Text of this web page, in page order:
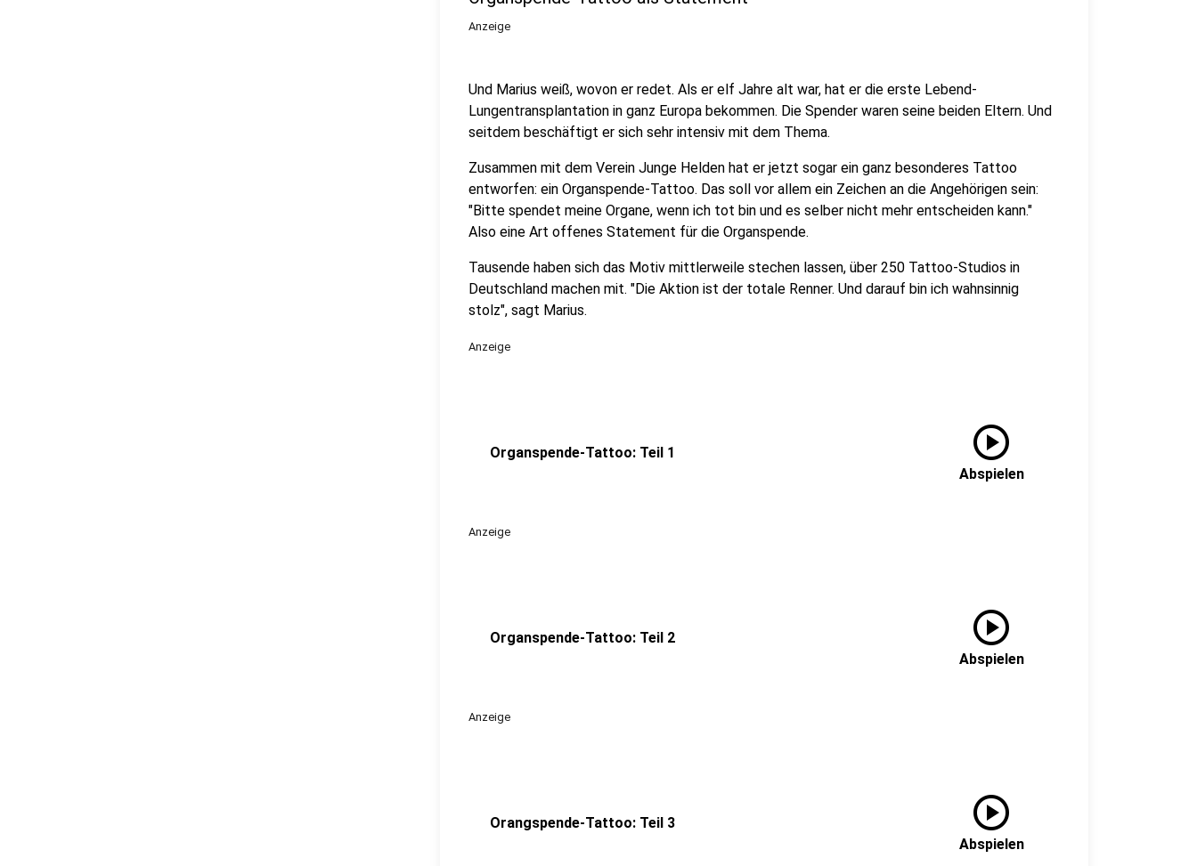
Anzeige
Und Marius weiß, wovon er redet. Als er elf Jahre alt war, hat er die erste Lebend-
Lungentransplantation in ganz Europa bekommen. Die Spender waren seine beiden Eltern. Und
seitdem beschäftigt er sich sehr intensiv mit dem Thema.
Zusammen mit dem Verein Junge Helden hat er jetzt sogar ein ganz besonderes Tattoo
entworfen: ein Organspende-Tattoo. Das soll vor allem ein Zeichen an die Angehörigen sein:
"Bitte spendet meine Organe, wenn ich tot bin und es selber nicht mehr entscheiden kann."
Also eine Art offenes Statement für die Organspende.
Tausende haben sich das Motiv mittlerweile stechen lassen, über 250 Tattoo-Studios in
Deutschland machen mit. "Die Aktion ist der totale Renner. Und darauf bin ich wahnsinnig
stolz", sagt Marius.
Anzeige
Organspende-Tattoo: Teil 1 play_circle
Abspielen
Anzeige
Organspende-Tattoo: Teil 2 play_circle
Abspielen
Anzeige
Orangspende-Tattoo: Teil 3 play_circle
Abspielen